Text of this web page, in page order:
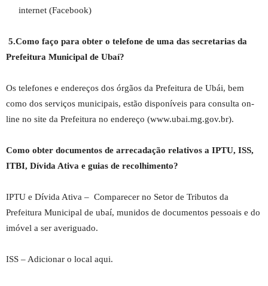
internet (Facebook)
5.Como faço para obter o telefone de uma das secretarias da
Prefeitura Municipal de Ubaí?
Os telefones e endereços dos órgãos da Prefeitura de Ubái, bem
como dos serviços municipais, estão disponíveis para consulta on-
line no site da Prefeitura no endereço (www.ubai.mg.gov.br).
Como obter documentos de arrecadação relativos a IPTU, ISS,
ITBI, Dívida Ativa e guias de recolhimento?
IPTU e Dívida Ativa – Comparecer no Setor de Tributos da
Prefeitura Municipal de ubaí, munidos de documentos pessoais e do
imóvel a ser averiguado.
ISS – Adicionar o local aqui.